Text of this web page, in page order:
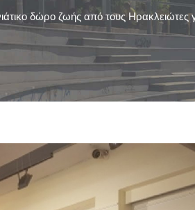
δώρο ζωής από τους